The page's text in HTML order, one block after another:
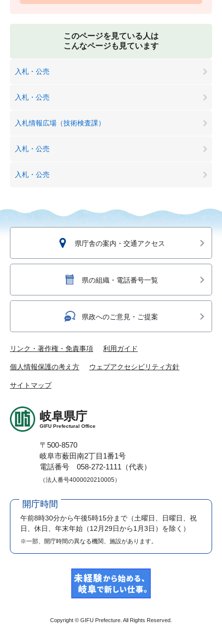
このページを見ている人は
こんなページも見ています
入札・公売
入札・公売
入札情報広場（技術検査課）
入札・公売
入札・公売
県庁舎の案内・交通アクセス
県の組織・電話番号一覧
県政へのご意見・ご提案
リンク・著作権・免責事項 利用ガイド
個人情報保護の考え方 ウェブアクセシビリティ方針
サイトマップ
岐阜県庁
GIFU Prefectural Office
〒500-8570
岐阜市薮田南2丁目1番1号
電話番号 058-272-1111（代表）
（法人番号4000020210005）
開庁時間
午前8時30分から午後5時15分まで （土曜日、日曜日、祝
日、休日、年末年始（12月29日から1月3日）を除く）
※一部、開庁時間の異なる機関、施設があります。
Copyright © GIFU Prefecture. All Rights Reserved.